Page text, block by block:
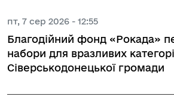
пт, 7 сер 2026 - 12:55
Благодійний фонд «Рокада»
набори для вразливих
Сіверськодонецької громади